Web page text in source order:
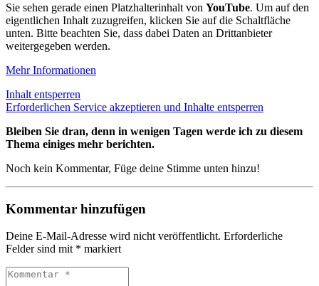
Sie sehen gerade einen Platzhalterinhalt von YouTube. Um auf den
eigentlichen Inhalt zuzugreifen, klicken Sie auf die Schaltfläche
unten. Bitte beachten Sie, dass dabei Daten an Drittanbieter
weitergegeben werden.
Mehr Informationen
Inhalt entsperren
Erforderlichen Service akzeptieren und Inhalte entsperren
Bleiben Sie dran, denn in wenigen Tagen werde ich zu diesem
Thema einiges mehr berichten.
Noch kein Kommentar, Füge deine Stimme unten hinzu!
Kommentar hinzufügen
Deine E-Mail-Adresse wird nicht veröffentlicht. Erforderliche
Felder sind mit * markiert
Kommentar